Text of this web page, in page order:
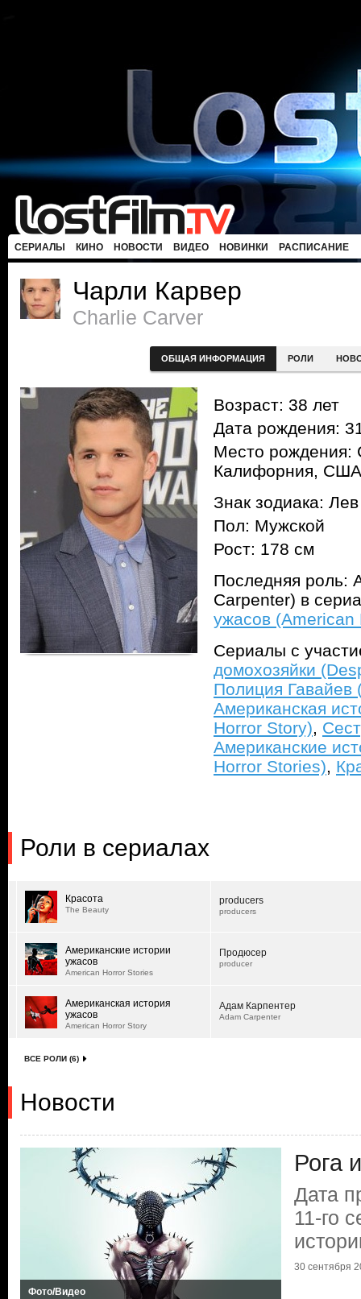
СЕРИАЛЫ КИНО НОВОСТИ ВИДЕО НОВИНКИ РАСПИСАНИЕ
Чарли Карвер
Charlie Carver
ОБЩАЯ ИНФОРМАЦИЯ РОЛИ
Возраст: 38 лет
Дата рождения:
Место рождения:
Калифорния, США
Знак зодиака: Лев
Пол: Мужской
Рост: 178 см
Последняя роль:
Carpenter) в
ужасов (American
Сериалы с
домохозяйки
Полиция Гавайев
Американская
Horror Story),
Американские
Horror Stories),
Роли в сериалах
Красота
The Beauty
producers
producers
Американские истории
ужасов
American Horror Stories
Продюсер
producer
Американская история
ужасов
American Horror Story
Адам Карпентер
Adam Carpenter
ВСЕ РОЛИ (6)
Новости
Фото/Видео
Рога
Дата
11-го
30 сентября